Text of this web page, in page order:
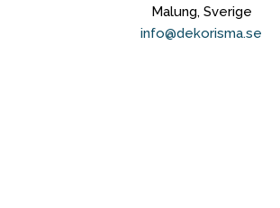
Malung, Sverige
info@dekorisma.se